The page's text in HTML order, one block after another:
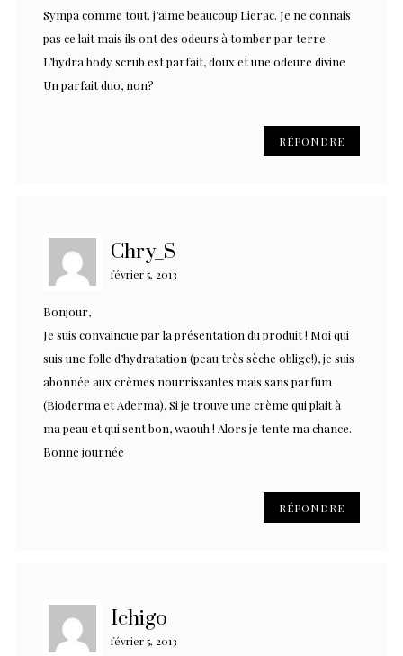
Sympa comme tout. j’aime beaucoup Lierac. Je ne connais
pas ce lait mais ils ont des odeurs à tomber par terre.
L’hydra body scrub est parfait, doux et une odeure divine
Un parfait duo, non?
RÉPONDRE
Chry_S
février 5, 2013
Bonjour,
Je suis convaincue par la présentation du produit ! Moi qui
suis une folle d’hydratation (peau très sèche oblige!), je suis
abonnée aux crèmes nourrissantes mais sans parfum
(Bioderma et Aderma). Si je trouve une crème qui plait à
ma peau et qui sent bon, waouh ! Alors je tente ma chance.
Bonne journée
RÉPONDRE
Ichigo
février 5, 2013